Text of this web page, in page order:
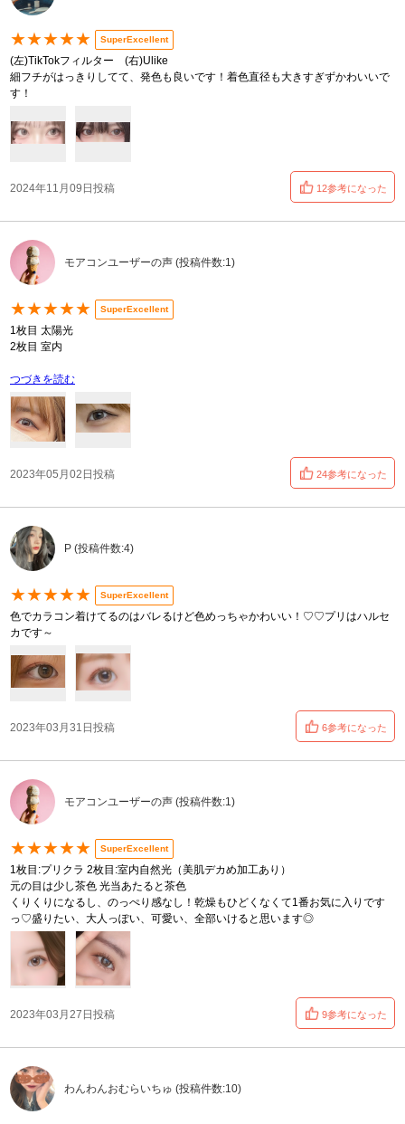
★★★★★ SuperExcellent
(左)TikTokフィルター (右)Ulike
細フチがはっきりしてて、発色も良いです！着色直径も大きすぎずかわいいで
す！
2024年11月09日投稿 12参考になった
モアコンユーザーの声 (投稿件数:1)
★★★★★ SuperExcellent
1枚目 太陽光
2枚目 室内
つづきを読む
2023年05月02日投稿 24参考になった
P (投稿件数:4)
★★★★★ SuperExcellent
色でカラコン着けてるのはバレるけど色めっちゃかわいい！♡♡プリはハルセ
カです～
2023年03月31日投稿 6参考になった
モアコンユーザーの声 (投稿件数:1)
★★★★★ SuperExcellent
1枚目:プリクラ 2枚目:室内自然光（美肌デカめ加工あり）
元の目は少し茶色 光当あたると茶色
くりくりになるし、のっぺり感なし！乾燥もひどくなくて1番お気に入りです
っ♡盛りたい、大人っぽい、可愛い、全部いけると思います◎
2023年03月27日投稿 9参考になった
わんわんおむらいちゅ (投稿件数:10)